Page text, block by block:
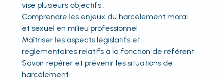
vise plusieurs objectifs :
Comprendre les enjeux du harcèlement moral
et sexuel en milieu professionnel
Maîtriser les aspects législatifs et
réglementaires relatifs à la fonction de référent
Savoir repérer et prévenir les situations de
harcèlement